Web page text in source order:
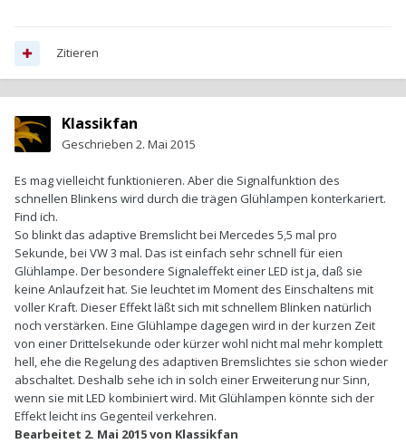
Zitieren
Klassikfan
Geschrieben 2. Mai 2015
Es mag vielleicht funktionieren. Aber die Signalfunktion des
schnellen Blinkens wird durch die trägen Glühlampen konterkariert.
Find ich.
So blinkt das adaptive Bremslicht bei Mercedes 5,5 mal pro
Sekunde, bei VW 3 mal. Das ist einfach sehr schnell für eien
Glühlampe. Der besondere Signaleffekt einer LED ist ja, daß sie
keine Anlaufzeit hat. Sie leuchtet im Moment des Einschaltens mit
voller Kraft. Dieser Effekt läßt sich mit schnellem Blinken natürlich
noch verstärken. Eine Glühlampe dagegen wird in der kurzen Zeit
von einer Drittelsekunde oder kürzer wohl nicht mal mehr komplett
hell, ehe die Regelung des adaptiven Bremslichtes sie schon wieder
abschaltet. Deshalb sehe ich in solch einer Erweiterung nur Sinn,
wenn sie mit LED kombiniert wird. Mit Glühlampen könnte sich der
Effekt leicht ins Gegenteil verkehren.
Bearbeitet 2. Mai 2015von Klassikfan